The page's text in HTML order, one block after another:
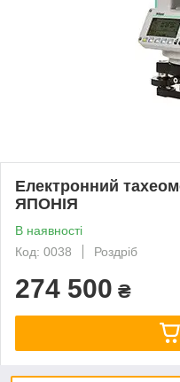
Електронний
ЯПОНІЯ
В наявності
Код: 0038
Роздріб
274 500 ₴